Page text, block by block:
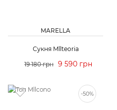
MARELLA
Сукня Mllteoria
19 180 грн 9 590 грн
-50%